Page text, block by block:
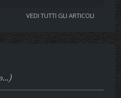
VEDI TUTTI GLI ARTICOLI